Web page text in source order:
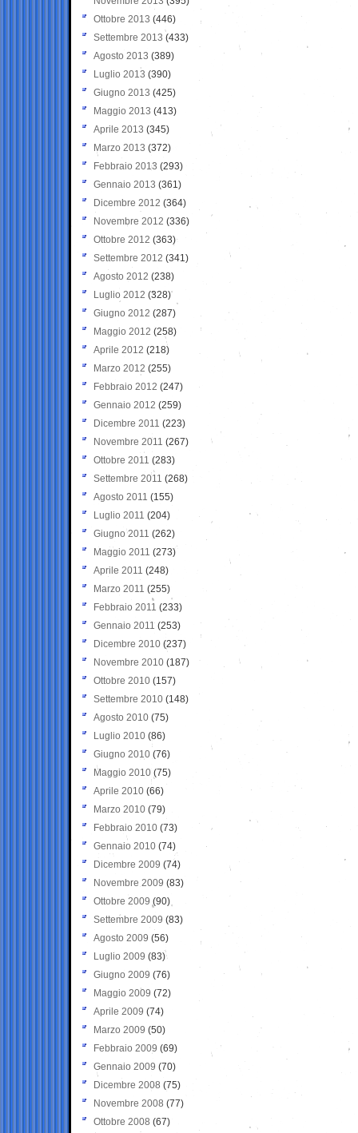
Ottobre 2013 (446)
Settembre 2013 (433)
Agosto 2013 (389)
Luglio 2013 (390)
Giugno 2013 (425)
Maggio 2013 (413)
Aprile 2013 (345)
Marzo 2013 (372)
Febbraio 2013 (293)
Gennaio 2013 (361)
Dicembre 2012 (364)
Novembre 2012 (336)
Ottobre 2012 (363)
Settembre 2012 (341)
Agosto 2012 (238)
Luglio 2012 (328)
Giugno 2012 (287)
Maggio 2012 (258)
Aprile 2012 (218)
Marzo 2012 (255)
Febbraio 2012 (247)
Gennaio 2012 (259)
Dicembre 2011 (223)
Novembre 2011 (267)
Ottobre 2011 (283)
Settembre 2011 (268)
Agosto 2011 (155)
Luglio 2011 (204)
Giugno 2011 (262)
Maggio 2011 (273)
Aprile 2011 (248)
Marzo 2011 (255)
Febbraio 2011 (233)
Gennaio 2011 (253)
Dicembre 2010 (237)
Novembre 2010 (187)
Ottobre 2010 (157)
Settembre 2010 (148)
Agosto 2010 (75)
Luglio 2010 (86)
Giugno 2010 (76)
Maggio 2010 (75)
Aprile 2010 (66)
Marzo 2010 (79)
Febbraio 2010 (73)
Gennaio 2010 (74)
Dicembre 2009 (74)
Novembre 2009 (83)
Ottobre 2009 (90)
Settembre 2009 (83)
Agosto 2009 (56)
Luglio 2009 (83)
Giugno 2009 (76)
Maggio 2009 (72)
Aprile 2009 (74)
Marzo 2009 (50)
Febbraio 2009 (69)
Gennaio 2009 (70)
Dicembre 2008 (75)
Novembre 2008 (77)
Ottobre 2008 (67)